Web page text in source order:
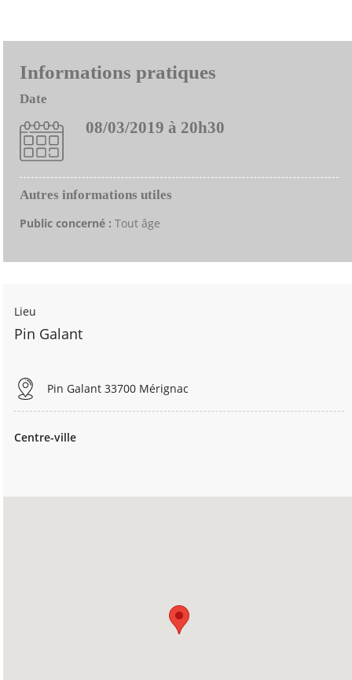
Informations pratiques
Date
08/03/2019 à 20h30
Autres informations utiles
Public concerné : Tout âge
Lieu
Pin Galant
Pin Galant 33700 Mérignac
Centre-ville